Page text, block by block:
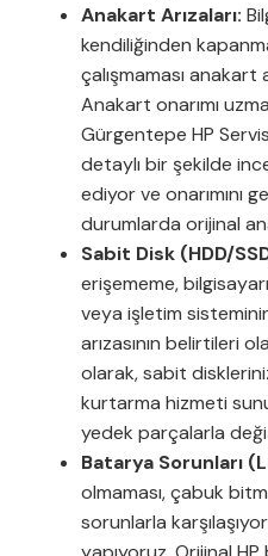
Anakart Arızaları:
kendiliğinden
çalışmaması anakart
Anakart onarımı
Gürgentepe HP
detaylı bir şekilde
ediyor ve onarımını
durumlarda orijinal
Sabit Disk (HDD/
erişememe,
veya işletim
arızasının belirtileri
olarak, sabit
kurtarma hizmeti
yedek parçalarla
Batarya Sorunları
olmaması, çabuk
sorunlarla